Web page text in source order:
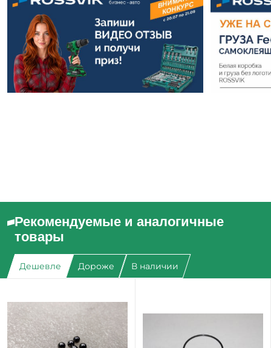
Рекомендуемые и аналогичные
товары
Дешевле Дороже В наличии